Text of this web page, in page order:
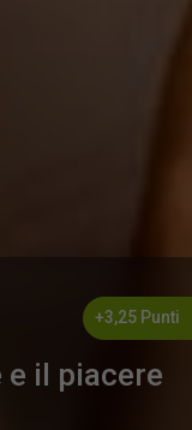
e il piacere
+3,25 Punti